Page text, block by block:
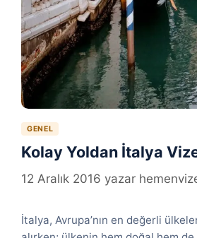
GENEL
Kolay Yoldan İtalya
12 Aralık 2016 yazar
İtalya, Avrupa’nın en değerli